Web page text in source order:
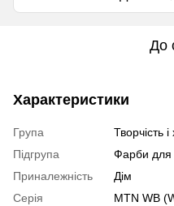
До
Характеристики
Група
Творчість і
Підгрупа
Фарби для
Приналежність
Дім
Серія
MTN WB